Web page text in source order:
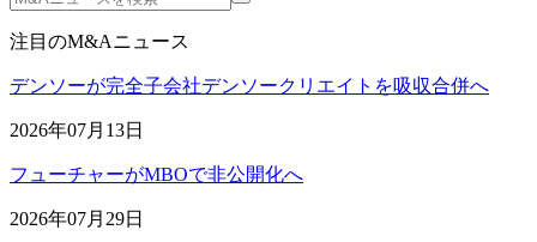
注目のM&Aニュース
デンソーが完全子会社デンソークリエイトを吸収合併へ
2026年07月13日
フューチャーがMBOで非公開化へ
2026年07月29日